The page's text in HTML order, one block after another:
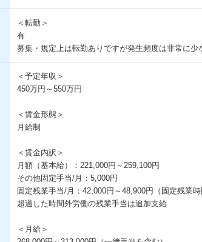
＜転勤＞
有
募集・規定上は転勤ありですが発生頻度は非常に少
＜予定年収＞
450万円～550万円
＜賃金形態＞
月給制
＜賃金内訳＞
月額（基本給）：221,000円～259,100円
その他固定手当/月：5,000円
固定残業手当/月：42,000円～48,900円（固定残業時
超過した時間外労働の残業手当は追加支給
＜月給＞